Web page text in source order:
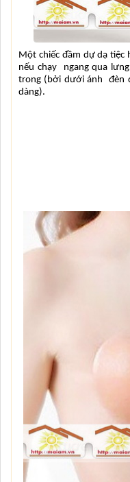
Một chiếc đầm dự dạ tiệc
nếu chạy  ngang qua
trong (bởi dưới ánh  đèn
dàng).